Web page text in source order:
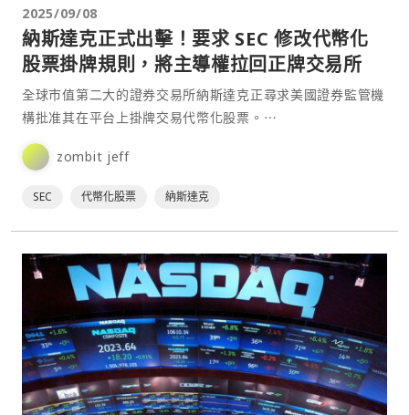
2025/09/08
納斯達克正式出擊！要求 SEC 修改代幣化
股票掛牌規則，將主導權拉回正牌交易所
全球市值第二大的證券交易所納斯達克正尋求美國證券監管機
構批准其在平台上掛牌交易代幣化股票。⋯
zombit jeff
SEC 代幣化股票 納斯達克